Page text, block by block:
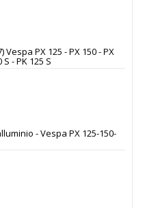
PX 125 - PX 150 - PX
S - PK 125 S
- Vespa PX 125-150-